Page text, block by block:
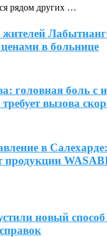
рядом других …
жителей
в больнице
головная боль с
вызова
в
продукции
новый